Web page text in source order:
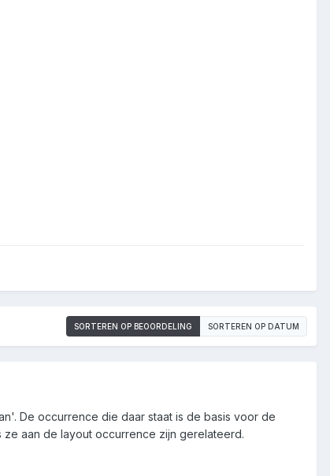
SORTEREN OP BEOORDELING SORTEREN OP DATUM
De occurrence die daar staat is de basis voor de
aan de layout occurrence zijn gerelateerd.